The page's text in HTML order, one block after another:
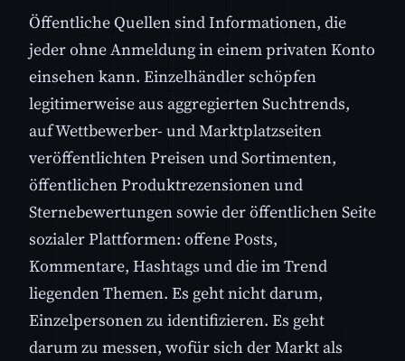
Öffentliche Quellen sind Informationen, die
jeder ohne Anmeldung in einem privaten Konto
einsehen kann. Einzelhändler schöpfen
legitimerweise aus aggregierten Suchtrends,
auf Wettbewerber- und Marktplatzseiten
veröffentlichten Preisen und Sortimenten,
öffentlichen Produktrezensionen und
Sternebewertungen sowie der öffentlichen Seite
sozialer Plattformen: offene Posts,
Kommentare, Hashtags und die im Trend
liegenden Themen. Es geht nicht darum,
Einzelpersonen zu identifizieren. Es geht
darum zu messen, wofür sich der Markt als